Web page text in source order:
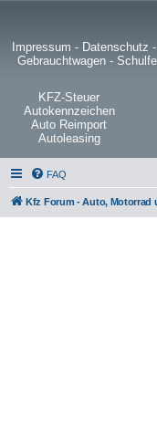
Impressum - Datenschutz -
Gebrauchtwagen-
KFZ-Steuer
Autokennzeichen
Auto Reimport
Autoleasing
FAQ
Kfz Forum - Auto, Motorrad